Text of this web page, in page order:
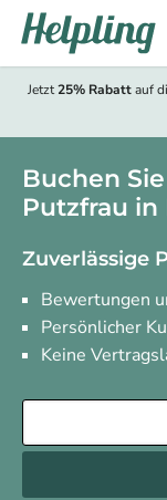
springen
Jetzt25% Rabattauf
Buchen
Putzfrau in
Zuverlässige
Bewertungen
Persönlicher
Keine